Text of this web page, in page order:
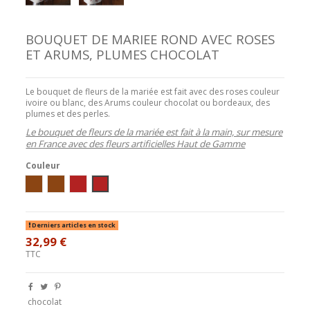
BOUQUET DE MARIEE ROND AVEC ROSES
ET ARUMS, PLUMES CHOCOLAT
Le bouquet de fleurs de la mariée est fait avec des roses couleur
ivoire ou blanc, des Arums couleur chocolat ou bordeaux, des
plumes et des perles.
Le bouquet de fleurs de la mariée est fait à la main, sur mesure
en France avec des fleurs artificielles Haut de Gamme
Couleur
Derniers articles en stock
32,99 €
TTC
chocolat